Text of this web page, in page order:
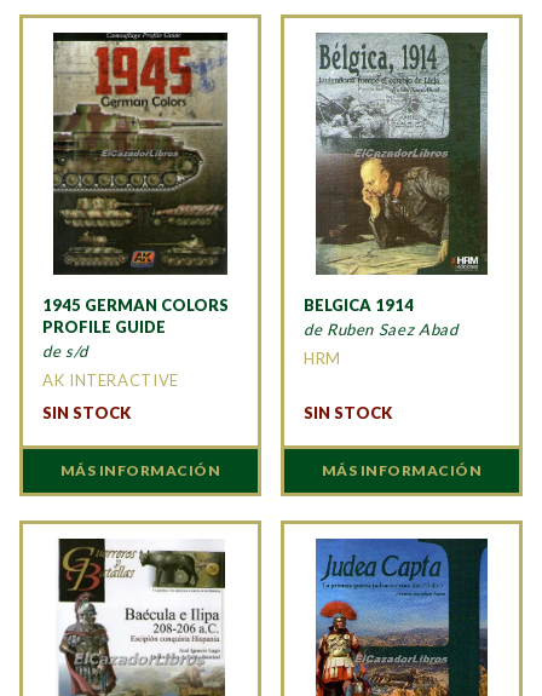
1945 GERMAN COLORS
PROFILE GUIDE
de s/d
AK INTERACTIVE
SIN STOCK
MÁS INFORMACIÓN
BELGICA 1914
de Ruben Saez Abad
HRM
SIN STOCK
MÁS INFORMACIÓN